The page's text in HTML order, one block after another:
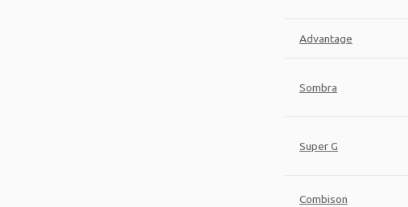
Advantage
Sombra
Super G
Combison